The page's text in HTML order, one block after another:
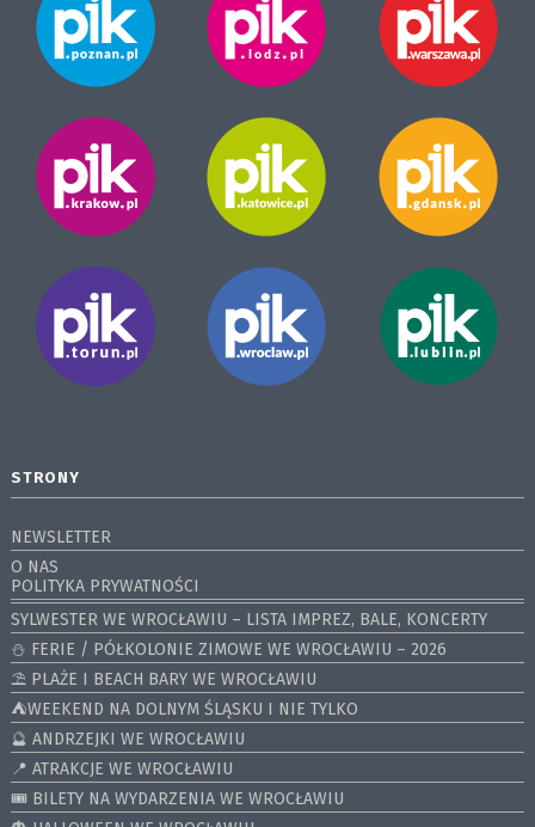
STRONY
NEWSLETTER
O NAS
POLITYKA PRYWATNOŚCI
SYLWESTER WE WROCŁAWIU – LISTA IMPREZ, BALE, KONCERTY
⛄️ FERIE / PÓŁKOLONIE ZIMOWE WE WROCŁAWIU – 2026
⛱️ PLAŻE I BEACH BARY WE WROCŁAWIU
⛺️WEEKEND NA DOLNYM ŚLĄSKU I NIE TYLKO
🔮 ANDRZEJKI WE WROCŁAWIU
📍 ATRAKCJE WE WROCŁAWIU
🎟️ BILETY NA WYDARZENIA WE WROCŁAWIU